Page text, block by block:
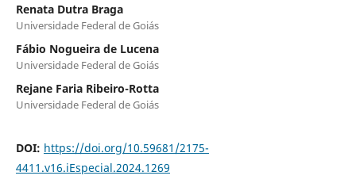
Renata Dutra Braga
Universidade Federal de Goiás
Fábio Nogueira de Lucena
Universidade Federal de Goiás
Rejane Faria Ribeiro-Rotta
Universidade Federal de Goiás
DOI: https://doi.org/10.59681/2175-
4411.v16.iEspecial.2024.1269